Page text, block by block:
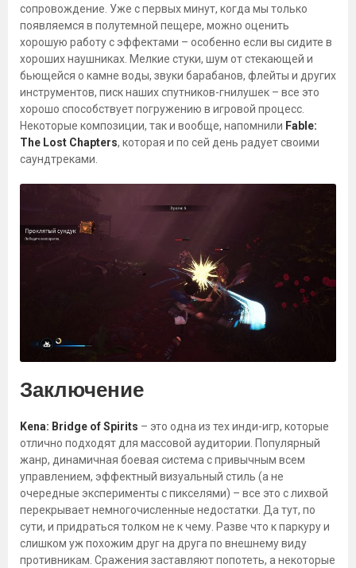
сопровождение. Уже с первых минут, когда мы только
появляемся в полутемной пещере, можно оценить
хорошую работу с эффектами – особенно если вы сидите в
хороших наушниках. Мелкие стуки, шум от стекающей и
бьющейся о камне воды, звуки барабанов, флейты и других
инструментов, писк наших спутников-гнилушек – все это
хорошо способствует погружению в игровой процесс.
Некоторые композиции, так и вообще, напомнили Fable:
The Lost Chapters, которая и по сей день радует своими
саундтреками.
Заключение
Kena: Bridge of Spirits – это одна из тех инди-игр, которые
отлично подходят для массовой аудитории. Популярный
жанр, динамичная боевая система с привычным всем
управлением, эффектный визуальный стиль (а не
очередные эксперименты с пикселями) – все это с лихвой
перекрывает немногочисленные недостатки. Да тут, по
сути, и придраться толком не к чему. Разве что к паркуру и
слишком уж похожим друг на друга по внешнему виду
противникам. Сражения заставляют попотеть, а некоторые